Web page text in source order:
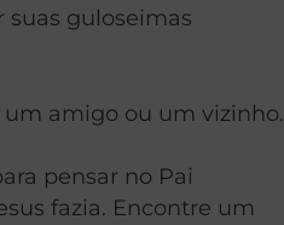
guloseimas
um amigo ou um vizinho.
pensar no Pai
fazia. Encontre um